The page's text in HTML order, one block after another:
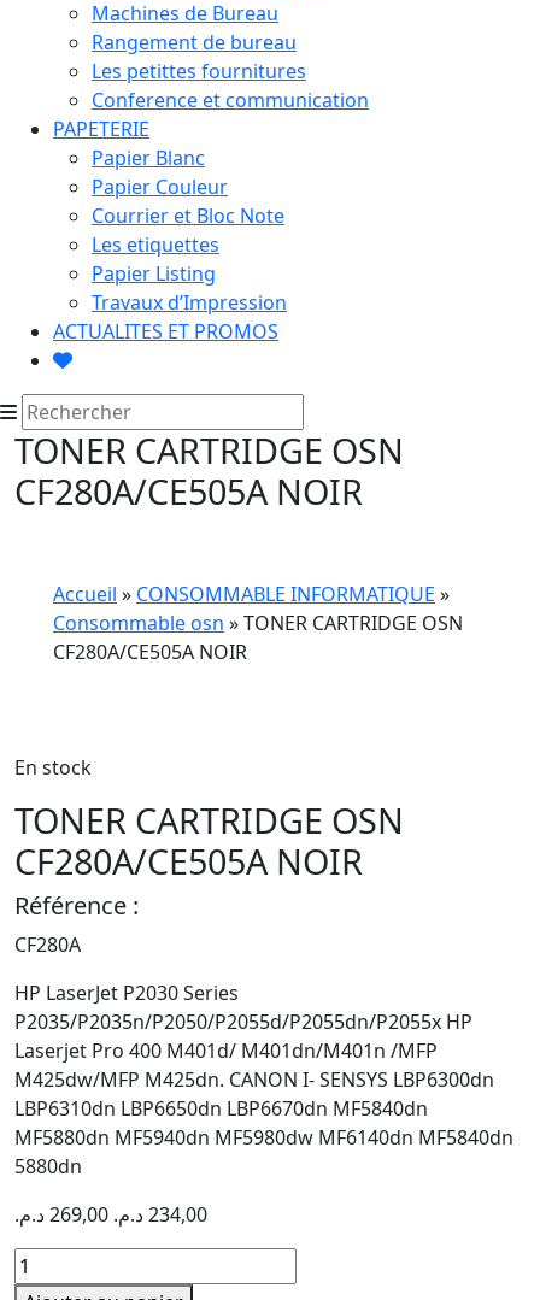
Machines de Bureau
Rangement de bureau
Les petittes fournitures
Conference et communication
PAPETERIE
Papier Blanc
Papier Couleur
Courrier et Bloc Note
Les etiquettes
Papier Listing
Travaux d’Impression
ACTUALITES ET PROMOS
TONER CARTRIDGE OSN
CF280A/CE505A NOIR
Accueil » CONSOMMABLE INFORMATIQUE »
Consommable osn » TONER CARTRIDGE OSN
CF280A/CE505A NOIR
En stock
TONER CARTRIDGE OSN
CF280A/CE505A NOIR
Référence :
CF280A
HP LaserJet P2030 Series
P2035/P2035n/P2050/P2055d/P2055dn/P2055x HP
Laserjet Pro 400 M401d/ M401dn/M401n /MFP
M425dw/MFP M425dn. CANON I- SENSYS LBP6300dn
LBP6310dn LBP6650dn LBP6670dn MF5840dn
MF5880dn MF5940dn MF5980dw MF6140dn MF5840dn
5880dn
269,00د.م. 234,00د.م.
quantité
de